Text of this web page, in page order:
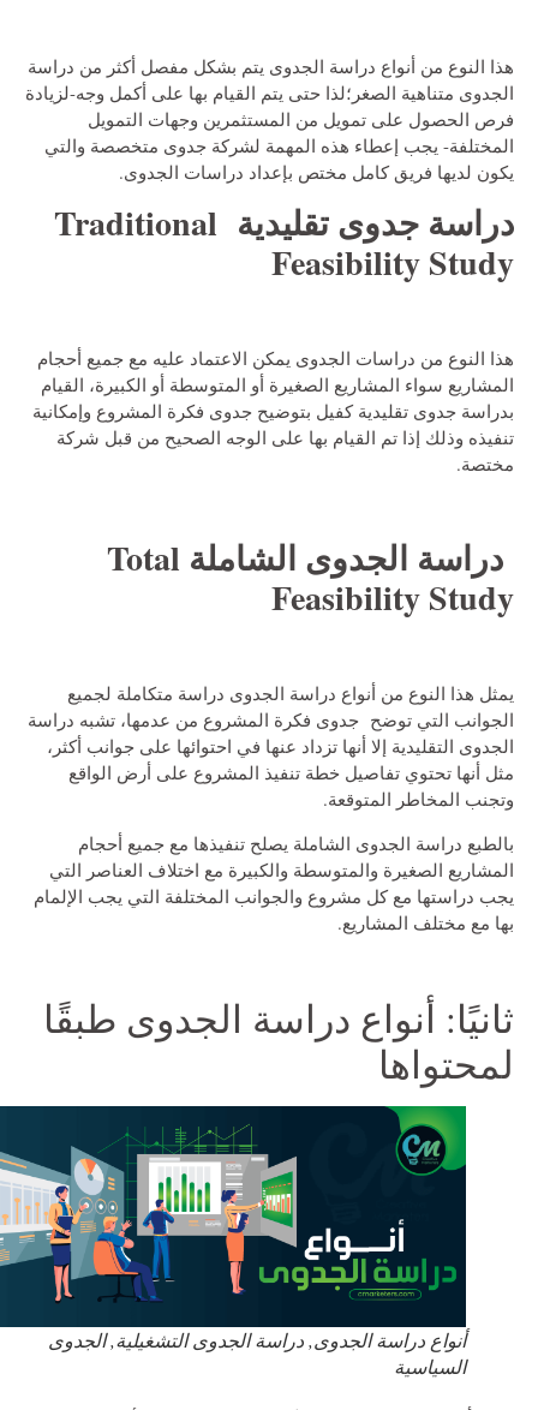
هذا النوع من أنواع دراسة الجدوى يتم بشكل مفصل أكثر من دراسة
الجدوى متناهية الصغر؛لذا حتى يتم القيام بها على أكمل وجه-لزيادة
فرص الحصول على تمويل من المستثمرين وجهات التمويل
المختلفة- يجب إعطاء هذه المهمة لشركة جدوى متخصصة والتي
يكون لديها فريق كامل مختص بإعداد دراسات الجدوى.
دراسة جدوى تقليدية Traditional
Feasibility Study
هذا النوع من دراسات الجدوى يمكن الاعتماد عليه مع جميع أحجام
المشاريع سواء المشاريع الصغيرة أو المتوسطة أو الكبيرة، القيام
بدراسة جدوى تقليدية كفيل بتوضيح جدوى فكرة المشروع وإمكانية
تنفيذه وذلك إذا تم القيام بها على الوجه الصحيح من قبل شركة
مختصة.
دراسة الجدوى الشاملةTotal
Feasibility Study
يمثل هذا النوع من أنواع دراسة الجدوى دراسة متكاملة لجميع
الجوانب التي توضح جدوى فكرة المشروع من عدمها، تشبه دراسة
الجدوى التقليدية إلا أنها تزداد عنها في احتوائها على جوانب أكثر،
مثل أنها تحتوي تفاصيل خطة تنفيذ المشروع على أرض الواقع
وتجنب المخاطر المتوقعة.
بالطبع دراسة الجدوى الشاملة يصلح تنفيذها مع جميع أحجام
المشاريع الصغيرة والمتوسطة والكبيرة مع اختلاف العناصر التي
يجب دراستها مع كل مشروع والجوانب المختلفة التي يجب الإلمام
بها مع مختلف المشاريع.
ثانيًا: أنواع دراسة الجدوى طبقًا
لمحتواها
أنواع دراسة الجدوى, دراسة الجدوى التشغيلية, الجدوى
السياسية